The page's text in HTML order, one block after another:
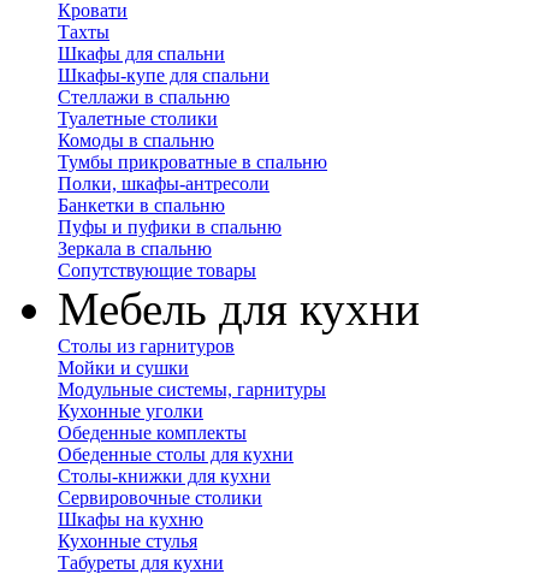
Кровати
Тахты
Шкафы для спальни
Шкафы-купе для спальни
Стеллажи в спальню
Туалетные столики
Комоды в спальню
Тумбы прикроватные в спальню
Полки, шкафы-антресоли
Банкетки в спальню
Пуфы и пуфики в спальню
Зеркала в спальню
Сопутствующие товары
Мебель для кухни
Столы из гарнитуров
Мойки и сушки
Модульные системы, гарнитуры
Кухонные уголки
Обеденные комплекты
Обеденные столы для кухни
Столы-книжки для кухни
Сервировочные столики
Шкафы на кухню
Кухонные стулья
Табуреты для кухни